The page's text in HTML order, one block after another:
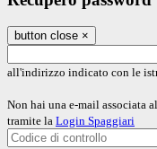
button close ×
all'indirizzo indicato con le
Non hai una e-mail associata
tramite la Login Spaggiari